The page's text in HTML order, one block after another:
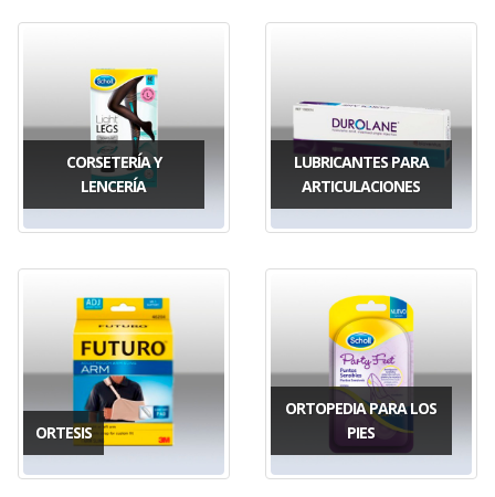
CORSETERÍA Y
LENCERÍA
LUBRICANTES PARA
ARTICULACIONES
ORTESIS
ORTOPEDIA PARA LOS
PIES